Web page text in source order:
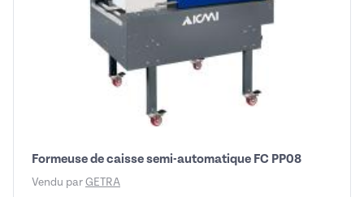
Formeuse de caisse semi-automatique FC PP08
Vendu par GETRA